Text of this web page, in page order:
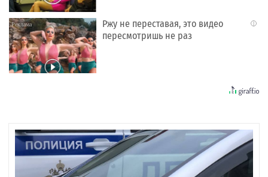
i
Ржу не переставая, это видео
пересмотришь не раз